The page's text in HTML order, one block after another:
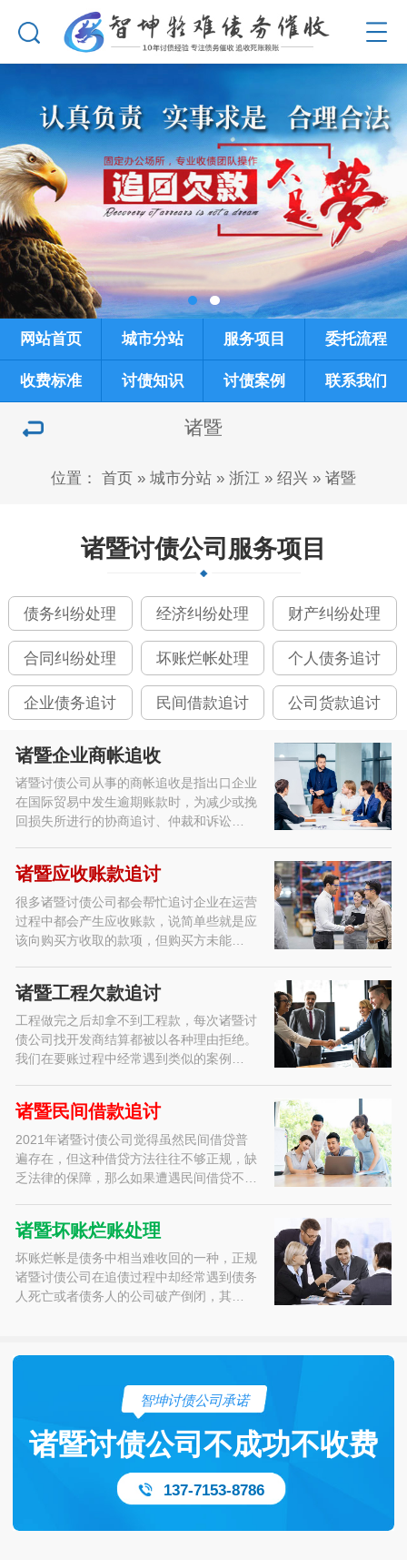
网站首页 城市分站 服务项目 委托流程
收费标准 讨债知识 讨债案例 联系我们
诸暨
位置： 首页 » 城市分站 » 浙江 » 绍兴 » 诸暨
诸暨讨债公司服务项目
债务纠纷处理 经济纠纷处理 财产纠纷处理
合同纠纷处理 坏账烂帐处理 个人债务追讨
企业债务追讨 民间借款追讨 公司货款追讨
诸暨企业商帐追收
诸暨讨债公司从事的商帐追收是指出口企业
在国际贸易中发生逾期账款时，为减少或挽
回损失所进行的协商追讨、仲裁和诉讼…
诸暨应收账款追讨
很多诸暨讨债公司都会帮忙追讨企业在运营
过程中都会产生应收账款，说简单些就是应
该向购买方收取的款项，但购买方未能…
诸暨工程欠款追讨
工程做完之后却拿不到工程款，每次诸暨讨
债公司找开发商结算都被以各种理由拒绝。
我们在要账过程中经常遇到类似的案例…
诸暨民间借款追讨
2021年诸暨讨债公司觉得虽然民间借贷普
遍存在，但这种借贷方法往往不够正规，缺
乏法律的保障，那么如果遭遇民间借贷不…
诸暨坏账烂账处理
坏账烂帐是债务中相当难收回的一种，正规
诸暨讨债公司在追债过程中却经常遇到债务
人死亡或者债务人的公司破产倒闭，其…
智坤讨债公司承诺
诸暨讨债公司不成功不收费
137-7153-8786